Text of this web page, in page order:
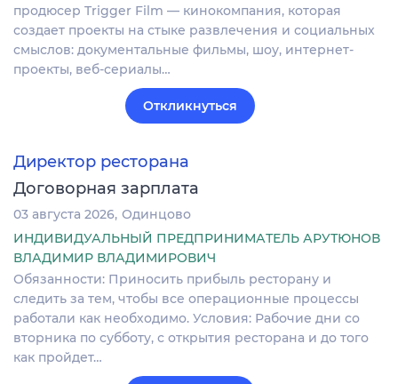
продюсер Trigger Film — кинокомпания, которая
создает проекты на стыке развлечения и социальных
смыслов: документальные фильмы, шоу, интернет-
проекты, веб-сериалы…
Откликнуться
Директор ресторана
Договорная зарплата
03 августа 2026 Одинцово
ИНДИВИДУАЛЬНЫЙ ПРЕДПРИНИМАТЕЛЬ АРУТЮНОВ
ВЛАДИМИР ВЛАДИМИРОВИЧ
Обязанности: Приносить прибыль ресторану и
следить за тем, чтобы все операционные процессы
работали как необходимо. Условия: Рабочие дни со
вторника по субботу, с открытия ресторана и до того
как пройдет…